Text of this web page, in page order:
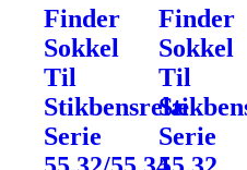
Finder
Sokkel
Til
Stikbensrelæ
Serie
Finder
Sokkel
Til
Serie